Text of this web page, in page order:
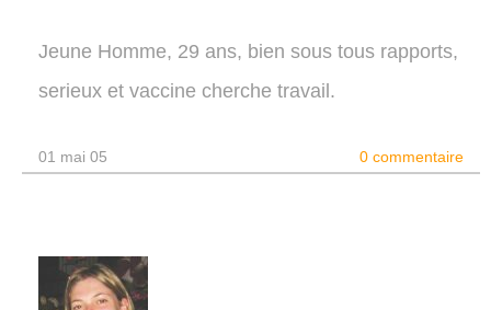
Jeune Homme, 29 ans, bien sous tous rapports,
serieux et vaccine cherche travail.
01 mai 05 0 commentaire